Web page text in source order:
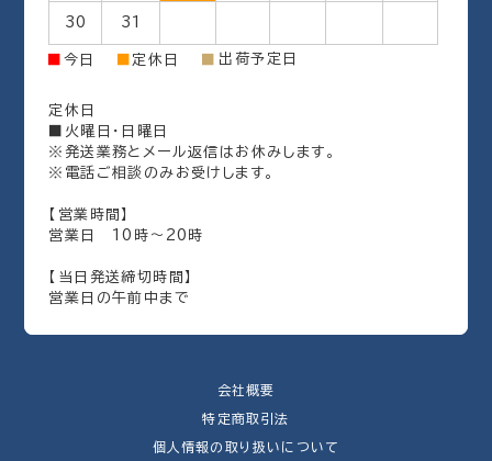
30 31
今日 定休日 出荷予定日
定休日
■火曜日・日曜日
※発送業務とメール返信はお休みします。
※電話ご相談のみお受けします。
【営業時間】
営業日 10時～20時
【当日発送締切時間】
営業日の午前中まで
会社概要
特定商取引法
個人情報の取り扱いについて